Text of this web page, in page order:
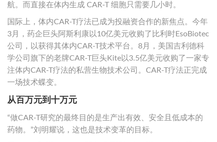
航。而直接在体内生成 CAR-T 细胞只需要几小时。
国际上，体内CAR-T疗法已成为投融资合作的新焦点。今年
3月，药企巨头阿斯利康以10亿美元收购了比利时EsoBiotec
公司，以获得其体内CAR-T技术平台。8月，美国吉利德科
学公司旗下的老牌CAR-T巨头Kite以3.5亿美元收购了一家专
注体内CAR-T疗法的私营生物技术公司。CAR-T疗法正完成
一场技术蝶变。
从百万元到十万元
“做CAR-T研究的最终目的是生产出有效、安全且低成本的
药物。”刘明耀说，这也是技术变革的目标。